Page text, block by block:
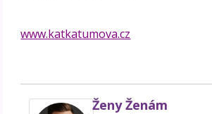
www.katkatumova.cz
Ženy Ženám